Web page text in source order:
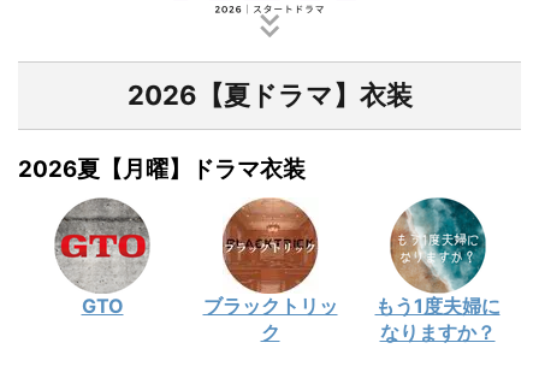
2026【夏ドラマ】衣装
2026夏【月曜】ドラマ衣装
GTO
ブラックトリッ
ク
もう1度夫婦に
なりますか？